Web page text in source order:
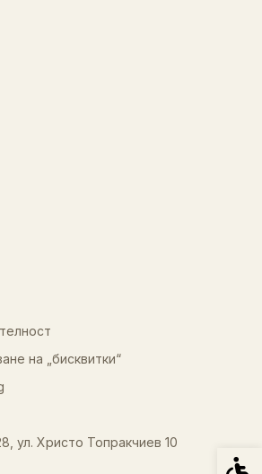
на „бисквитки“
ул. Христо Топракчиев 10